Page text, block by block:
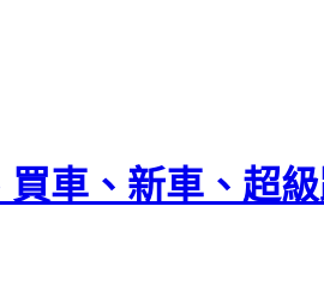
車、新車、超